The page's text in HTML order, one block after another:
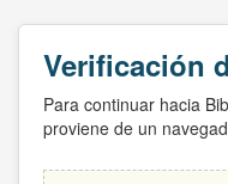
Verificación
Para continuar hacia
proviene de un